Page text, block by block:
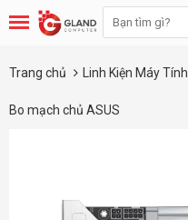
Trang chủ Linh Kiện Máy Tính
Bo mạch chủ ASUS